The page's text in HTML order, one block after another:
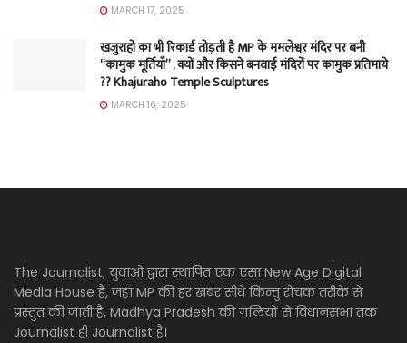
MARCH 17, 2025
खजुराहो का भी रिकार्ड तोड़ती है MP के ममलेश्वर मंदिर पर बनी
“कामुक मूर्तियाँ” , क्यों और किसने बनवाई मंदिरों पर कामुक प्रतिमाये
?? Khajuraho Temple Sculptures
MARCH 16, 2025
The Journalist, युवाओ द्वारा स्थापित एक एसा New Age Digital
Media House है, जहां MP की हर खबर सीधे किन्तु रोचक तरीके से
प्रस्तुत की जाती है, Madhya Pradesh की गलियों से विधानसभा तक
Journalist ही Journalist है।